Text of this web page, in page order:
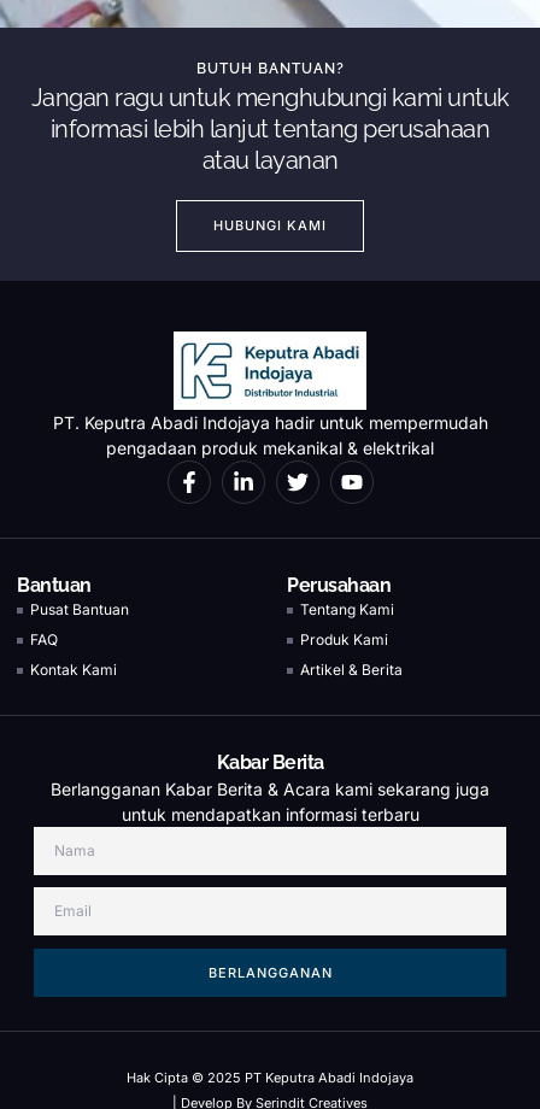
BUTUH BANTUAN?
Jangan ragu untuk menghubungi kami untuk
informasi lebih lanjut tentang perusahaan
atau layanan
HUBUNGI KAMI
PT. Keputra Abadi Indojaya hadir untuk mempermudah
pengadaan produk mekanikal & elektrikal
Bantuan
Pusat Bantuan
FAQ
Kontak Kami
Perusahaan
Tentang Kami
Produk Kami
Artikel & Berita
Kabar Berita
Berlangganan Kabar Berita & Acara kami sekarang juga
untuk mendapatkan informasi terbaru
BERLANGGANAN
Hak Cipta © 2025 PT Keputra Abadi Indojaya
| Develop By Serindit Creatives